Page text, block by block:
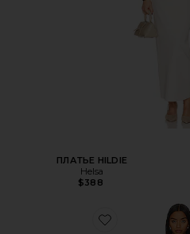
ПЛАТЬЕ HILDIE
Helsa
$388